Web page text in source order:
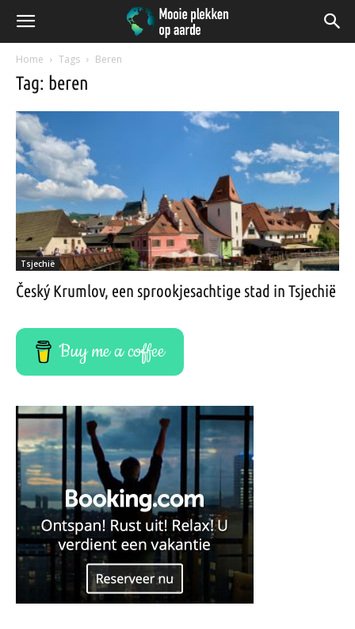
Home Tags Beren
Tag: beren
Tsjechië
Český Krumlov, een sprookjesachtige stad in Tsjechië
Buy me a coffee